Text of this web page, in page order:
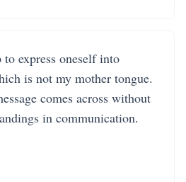
express oneself into
is not my mother tongue.
comes across without
in communication.